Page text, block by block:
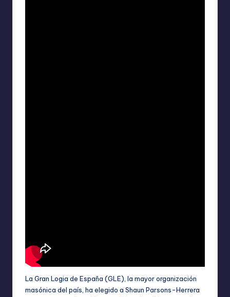
La Gran Logia de España (GLE), la mayor organización
masónica del país, ha elegido a Shaun Parsons-Herrera